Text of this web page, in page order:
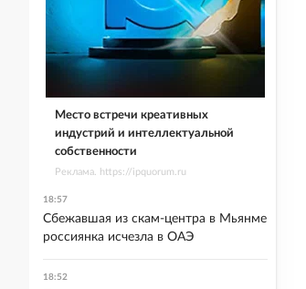
Место встречи креативных
индустрий и интеллектуальной
собственности
Реклама. https://ipquorum.ru
18:57
Сбежавшая из скам-центра в Мьянме
россиянка исчезла в ОАЭ
18:52